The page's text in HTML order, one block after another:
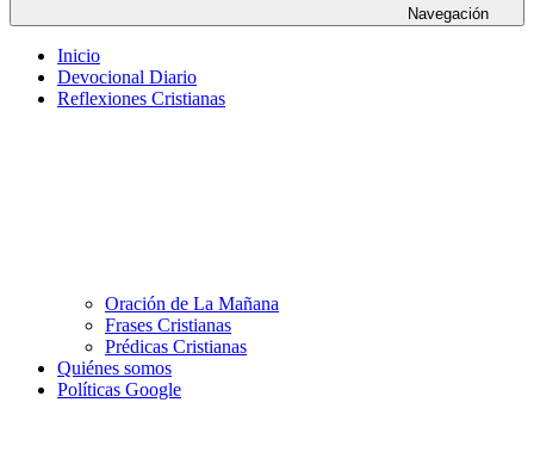
Navegación
Inicio
Devocional Diario
Reflexiones Cristianas
Oración de La Mañana
Frases Cristianas
Prédicas Cristianas
Quiénes somos
Políticas Google